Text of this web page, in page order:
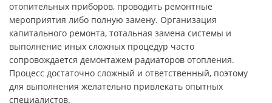
отопительных приборов, проводить ремонтные
мероприятия либо полную замену. Организация
капитального ремонта, тотальная замена системы и
выполнение иных сложных процедур часто
сопровождается демонтажем радиаторов отопления.
Процесс достаточно сложный и ответственный, поэтому
для выполнения желательно привлекать опытных
специалистов.